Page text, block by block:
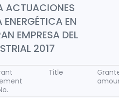
ACTUACIONES
ENERGÉTICA EN
EMPRESA DEL
2017
Title